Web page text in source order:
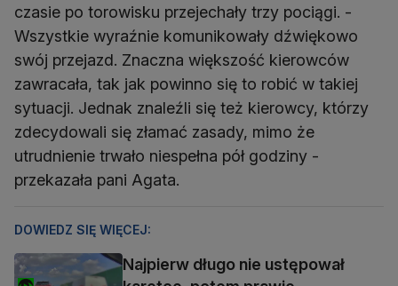
czasie po torowisku przejechały trzy pociągi. -
Wszystkie wyraźnie komunikowały dźwiękowo
swój przejazd. Znaczna większość kierowców
zawracała, tak jak powinno się to robić w takiej
sytuacji. Jednak znaleźli się też kierowcy, którzy
zdecydowali się złamać zasady, mimo że
utrudnienie trwało niespełna pół godziny -
przekazała pani Agata.
DOWIEDZ SIĘ WIĘCEJ:
Najpierw długo nie ustępował